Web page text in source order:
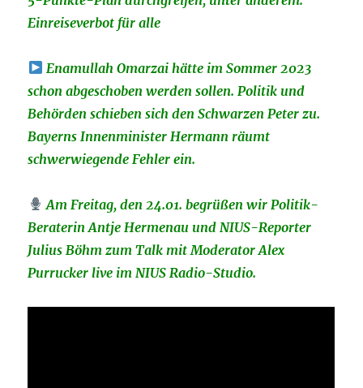
Einreiseverbot für alle
Enamullah Omarzai hätte im Sommer 2023
schon abgeschoben werden sollen. Politik und
Behörden schieben sich den Schwarzen Peter zu.
Bayerns Innenminister Hermann räumt
schwerwiegende Fehler ein.
Am Freitag, den 24.01. begrüßen wir Politik-
Beraterin Antje Hermenau und NIUS-Reporter
Julius Böhm zum Talk mit Moderator Alex
Purrucker live im NIUS Radio-Studio.